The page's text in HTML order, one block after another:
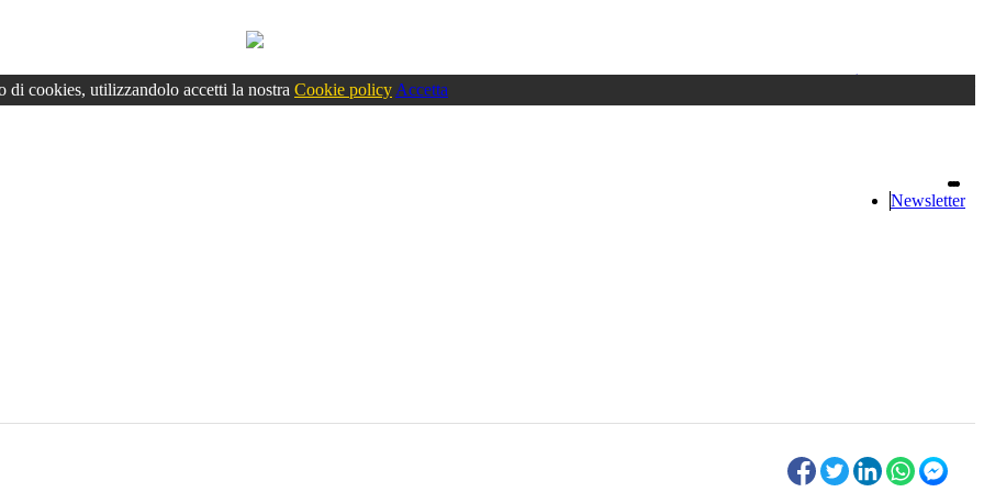
Accedioppure registrati
di cookies, utilizzandolo accetti la nostra Cookie policy Accetta
Newsletter